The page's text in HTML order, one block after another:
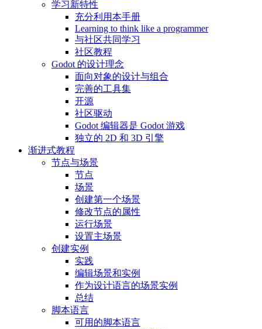
学习新特性
充分利用本手册
Learning to think like a programmer
与社区共同学习
社区教程
Godot 的设计理念
面向对象的设计与组合
完善的工具集
开源
社区驱动
Godot 编辑器是 Godot 游戏
独立的 2D 和 3D 引擎
渐进式教程
节点与场景
节点
场景
创建第一个场景
修改节点的属性
运行场景
设置主场景
创建实例
实践
编辑场景和实例
作为设计语言的场景实例
总结
脚本语言
可用的脚本语言